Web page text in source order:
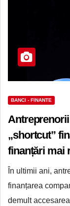
BANCI - FINANTE
„shortcut”
finanțări mai
bănci
În ultimii ani,
finanțarea
demult